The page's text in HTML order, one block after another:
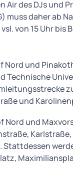
Air des DJs und
muss daher ab
von 15 Uhr bis
Nord und
Technische
und
Nord und
Stattdessen